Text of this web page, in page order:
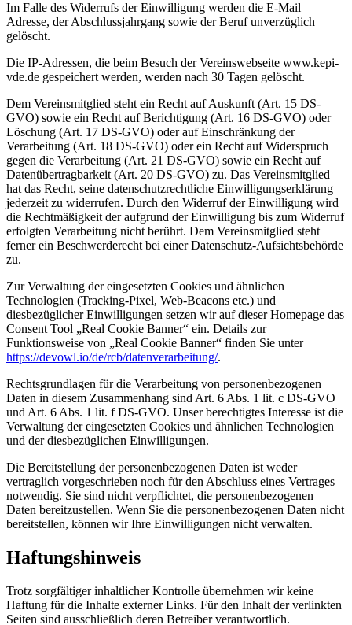
Im Falle des Widerrufs der Einwilligung werden die E-Mail
Adresse, der Abschlussjahrgang sowie der Beruf unverzüglich
gelöscht.
Die IP-Adressen, die beim Besuch der Vereinswebseite www.kepi-
vde.de gespeichert werden, werden nach 30 Tagen gelöscht.
Dem Vereinsmitglied steht ein Recht auf Auskunft (Art. 15 DS-
GVO) sowie ein Recht auf Berichtigung (Art. 16 DS-GVO) oder
Löschung (Art. 17 DS-GVO) oder auf Einschränkung der
Verarbeitung (Art. 18 DS-GVO) oder ein Recht auf Widerspruch
gegen die Verarbeitung (Art. 21 DS-GVO) sowie ein Recht auf
Datenübertragbarkeit (Art. 20 DS-GVO) zu. Das Vereinsmitglied
hat das Recht, seine datenschutzrechtliche Einwilligungserklärung
jederzeit zu widerrufen. Durch den Widerruf der Einwilligung wird
die Rechtmäßigkeit der aufgrund der Einwilligung bis zum Widerruf
erfolgten Verarbeitung nicht berührt. Dem Vereinsmitglied steht
ferner ein Beschwerderecht bei einer Datenschutz-Aufsichtsbehörde
zu.
Zur Verwaltung der eingesetzten Cookies und ähnlichen
Technologien (Tracking-Pixel, Web-Beacons etc.) und
diesbezüglicher Einwilligungen setzen wir auf dieser Homepage das
Consent Tool „Real Cookie Banner“ ein. Details zur
Funktionsweise von „Real Cookie Banner“ finden Sie unter
https://devowl.io/de/rcb/datenverarbeitung/.
Rechtsgrundlagen für die Verarbeitung von personenbezogenen
Daten in diesem Zusammenhang sind Art. 6 Abs. 1 lit. c DS-GVO
und Art. 6 Abs. 1 lit. f DS-GVO. Unser berechtigtes Interesse ist die
Verwaltung der eingesetzten Cookies und ähnlichen Technologien
und der diesbezüglichen Einwilligungen.
Die Bereitstellung der personenbezogenen Daten ist weder
vertraglich vorgeschrieben noch für den Abschluss eines Vertrages
notwendig. Sie sind nicht verpflichtet, die personenbezogenen
Daten bereitzustellen. Wenn Sie die personenbezogenen Daten nicht
bereitstellen, können wir Ihre Einwilligungen nicht verwalten.
Haftungshinweis
Trotz sorgfältiger inhaltlicher Kontrolle übernehmen wir keine
Haftung für die Inhalte externer Links. Für den Inhalt der verlinkten
Seiten sind ausschließlich deren Betreiber verantwortlich.